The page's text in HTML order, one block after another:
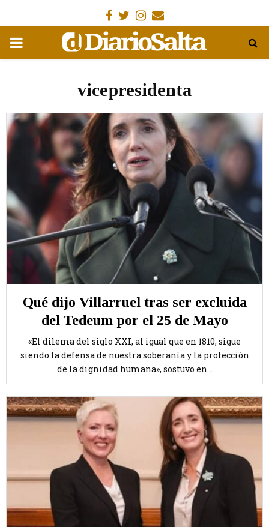
Facebook
Gorjeo
Instagram
Email
MENÚ
vicepresidenta
Qué dijo Villarruel tras ser excluida
del Tedeum por el 25 de Mayo
«El dilema del siglo XXI, al igual que en 1810, sigue
siendo la defensa de nuestra soberanía y la protección
de la dignidad humana», sostuvo en...